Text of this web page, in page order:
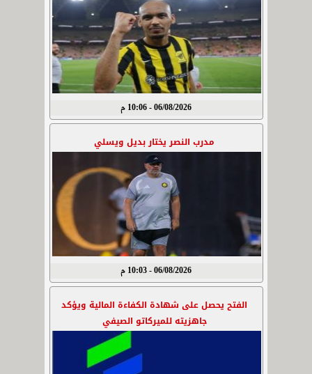
06/08/2026 - 10:06 م
مدرب النصر يختار بديل ويسلي
06/08/2026 - 10:03 م
الفتح يحصل على شهادة الكفاءة المالية ويؤكد
جاهزيته للميركاتو الصيفي